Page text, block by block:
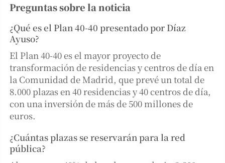
Preguntas sobre la noticia
¿Qué es el Plan 40-40 presentado por Díaz
Ayuso?
El Plan 40-40 es el mayor proyecto de
transformación de residencias y centros de día en
la Comunidad de Madrid, que prevé un total de
8.000 plazas en 40 residencias y 40 centros de día,
con una inversión de más de 500 millones de
euros.
¿Cuántas plazas se reservarán para la red
pública?